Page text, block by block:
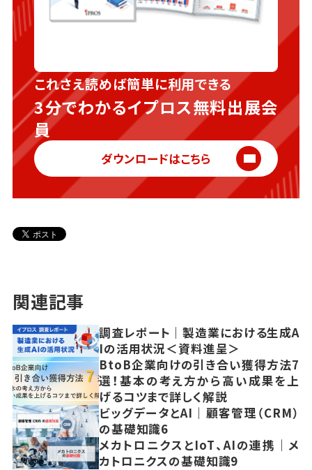
これさえ読めば簡単に利用できる
3分でわかるイプロス無料出展会
員
ダウンロードはこちら
関連記事
調査レポート｜製造業における生成A
Iの活用状況＜資料進呈＞
BtoB企業向けの引き合い獲得方法7
選！基本の考え方から高い成果を上
げるコツまで詳しく解説
ビッグデータとAI｜顧客管理（CRM）
の基礎知識6
メカトロニクスとIoT、AIの連携｜メ
カトロニクスの基礎知識9